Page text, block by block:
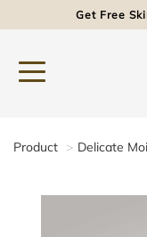
Get Free
Product Delicate